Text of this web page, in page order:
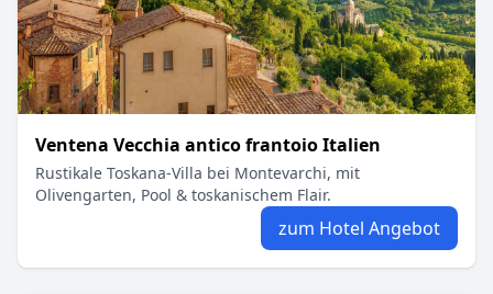
Ventena Vecchia antico frantoio Italien
Rustikale Toskana-Villa bei Montevarchi, mit
Olivengarten, Pool & toskanischem Flair.
zum Hotel Angebot